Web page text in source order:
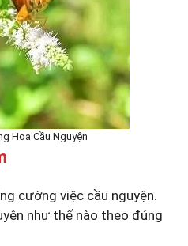
Hoa Cầu Nguyện
cường việc cầu nguyện.
như thế nào theo đúng